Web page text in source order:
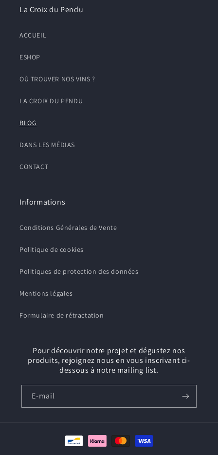
La Croix du Pendu
ACCUEIL
ESHOP
OÙ TROUVER NOS VINS ?
LA CROIX DU PENDU
BLOG
DANS LES MÉDIAS
CONTACT
Informations
Conditions Générales de Vente
Politique de cookies
Politiques de protection des données
Mentions légales
Formulaire de rétractation
Pour découvrir notre projet et dégustez nos
produits, rejoignez nous en vous inscrivant ci-
dessous à notre mailing list.
E-mail
Moyens
de